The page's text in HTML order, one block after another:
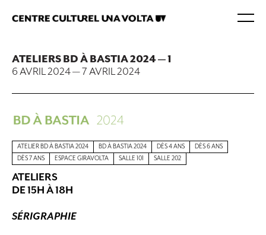
ATELIERS BD À BASTIA 2024 — 1
6 AVRIL 2024—7 AVRIL 2024
ATELIER BD À BASTIA 2024 BD À BASTIA 2024 DÈS 4 ANS
DÈS 6 ANS
DÈS 7 ANS
ESPACE GIRAVOLTA SALLE 101 SALLE 202
ATELIERS
DE 15H À 18H
SÉRIGRAPHIE